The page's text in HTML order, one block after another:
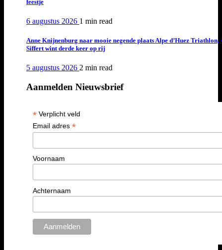
feestje
6 augustus 2026 1 min read
Anne Knijnenburg naar mooie negende plaats Alpe d’Huez Triathlon,
Siffert wint derde keer op rij
5 augustus 2026 2 min read
Aanmelden Nieuwsbrief
*Verplicht veld
Email adres *
Voornaam
Achternaam